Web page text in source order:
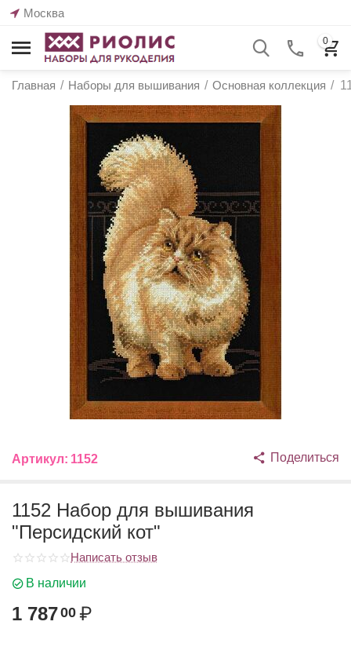
Москва
0
Главная / Наборы для вышивания / Основная коллекция /
Артикул: 1152 Поделиться
1152 Набор для вышивания
"Персидский кот"
Написать отзыв
В наличии
1 78700 ₽